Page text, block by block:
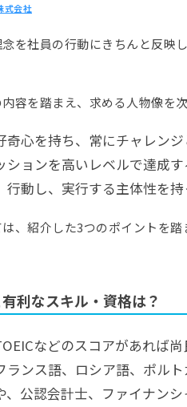
式会社
を社員の行動にきちんと反映
容を踏まえ、求める人物像を
奇心を持ち、常にチャレン
ションを高いレベルで達成
行動し、実行する主体性を
、紹介した3つのポイントを
利なスキル・資格は？
などのスコアがあれば尚
ランス語、ロシア語、ポル
、公認会計士、ファイナン